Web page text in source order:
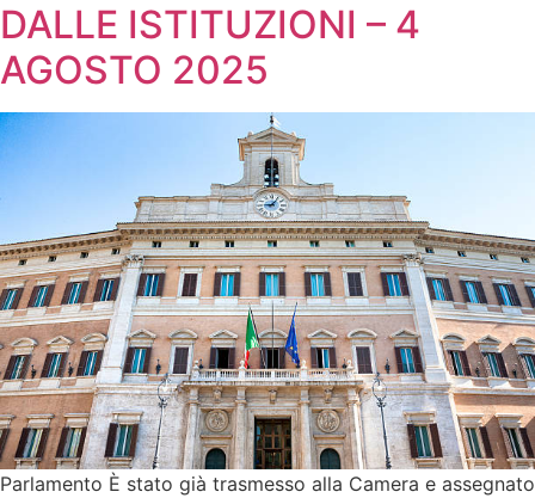
DALLE ISTITUZIONI – 4
AGOSTO 2025
Parlamento È stato già trasmesso alla Camera e assegnato